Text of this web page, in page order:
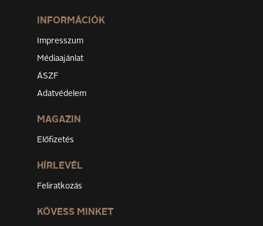
INFORMÁCIÓK
Impresszum
Médiaajánlat
ÁSZF
Adatvédelem
MAGAZIN
Előfizetés
HÍRLEVÉL
Feliratkozás
KÖVESS MINKET